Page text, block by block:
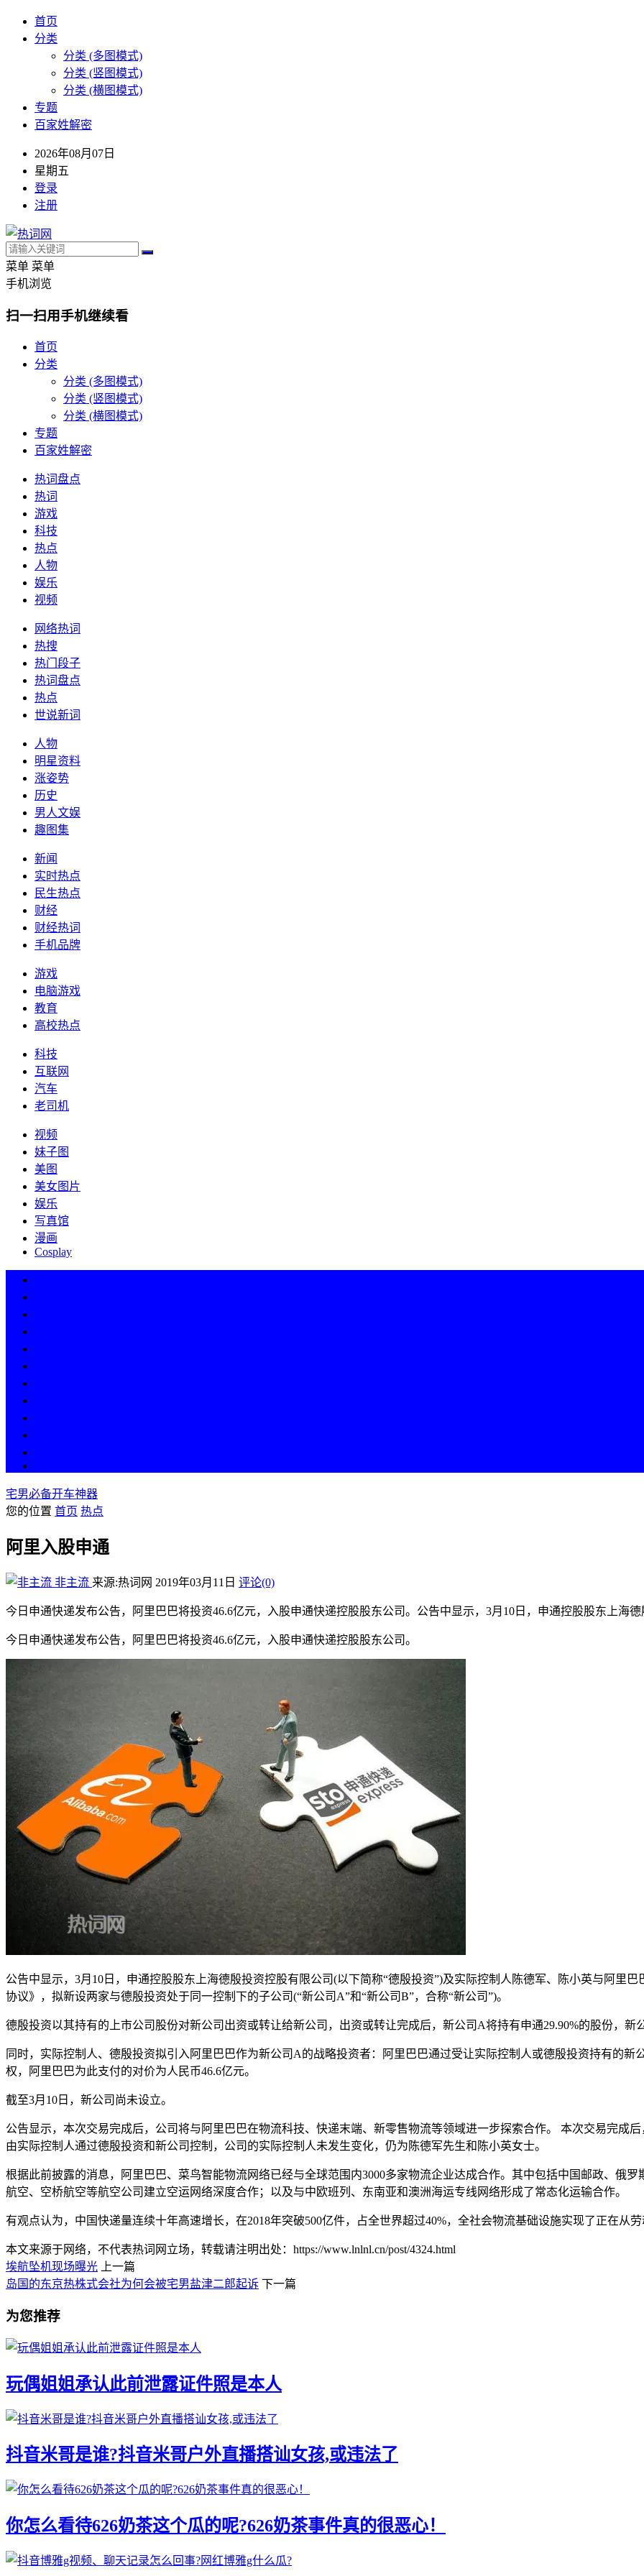
首页
分类
分类 (多图模式)
分类 (竖图模式)
分类 (横图模式)
专题
百家姓解密
2026年08月07日
星期五
登录
注册
菜单 菜单
手机浏览
扫一扫用手机继续看
首页
分类
分类 (多图模式)
分类 (竖图模式)
分类 (横图模式)
专题
百家姓解密
热词盘点
热词
游戏
科技
热点
人物
娱乐
视频
网络热词
热搜
热门段子
热词盘点
热点
世说新词
人物
明星资料
涨姿势
历史
男人文娱
趣图集
新闻
实时热点
民生热点
财经
财经热词
手机品牌
游戏
电脑游戏
教育
高校热点
科技
互联网
汽车
老司机
视频
妹子图
美图
美女图片
娱乐
写真馆
漫画
Cosplay
宅男必备开车神器
您的位置 首页 热点
阿里入股申通
非主流 来源:热词网 2019年03月11日 评论(0)
今日申通快递发布公告，阿里巴巴将投资46.6亿元，入股申通快递控股股东公司。公告中显示，3月10日，申通控股股东上海
今日申通快递发布公告，阿里巴巴将投资46.6亿元，入股申通快递控股股东公司。
公告中显示，3月10日，申通控股股东上海德殷投资控股有限公司(以下简称“德殷投资”)及实际控制人陈德军、陈小英与阿里
协议》，拟新设两家与德殷投资处于同一控制下的子公司(“新公司A”和“新公司B”，合称“新公司”)。
德殷投资以其持有的上市公司股份对新公司出资或转让给新公司，出资或转让完成后，新公司A将持有申通29.90%的股份，新
同时，实际控制人、德殷投资拟引入阿里巴巴作为新公司A的战略投资者：阿里巴巴通过受让实际控制人或德殷投资持有的
权，阿里巴巴为此支付的对价为人民币46.6亿元。
截至3月10日，新公司尚未设立。
公告显示，本次交易完成后，公司将与阿里巴巴在物流科技、快递末端、新零售物流等领域进一步探索合作。 本次交易完成
由实际控制人通过德殷投资和新公司控制，公司的实际控制人未发生变化，仍为陈德军先生和陈小英女士。
根据此前披露的消息，阿里巴巴、菜鸟智能物流网络已经与全球范围内3000多家物流企业达成合作。其中包括中国邮政、俄
航空、空桥航空等航空公司建立空运网络深度合作；以及与中欧班列、东南亚和澳洲海运专线网络形成了常态化运输合作。
有观点认为，中国快递量连续十年高速增长，在2018年突破500亿件，占全世界超过40%，全社会物流基础设施实现了正在从
本文来源于网络，不代表热词网立场，转载请注明出处：https://www.lnlnl.cn/post/4324.html
埃航坠机现场曝光
上一篇
岛国的东京热株式会社为何会被宅男盐津二郎起诉 下一篇
为您推荐
玩偶姐姐承认此前泄露证件照是本人
抖音米哥是谁?抖音米哥户外直播搭讪女孩,或违法了
你怎么看待626奶茶这个瓜的呢?626奶茶事件真的很恶心！